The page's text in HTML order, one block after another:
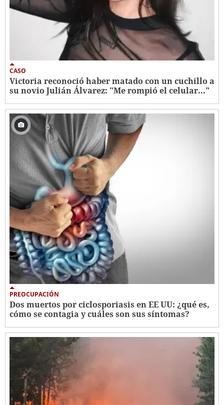
CASO
Victoria reconoció haber matado con un cuchillo a
su novio Julián Álvarez: "Me rompió el celular..."
PREOCUPACIÓN
Dos muertos por ciclosporiasis en EE UU: ¿qué es,
cómo se contagia y cuáles son sus síntomas?